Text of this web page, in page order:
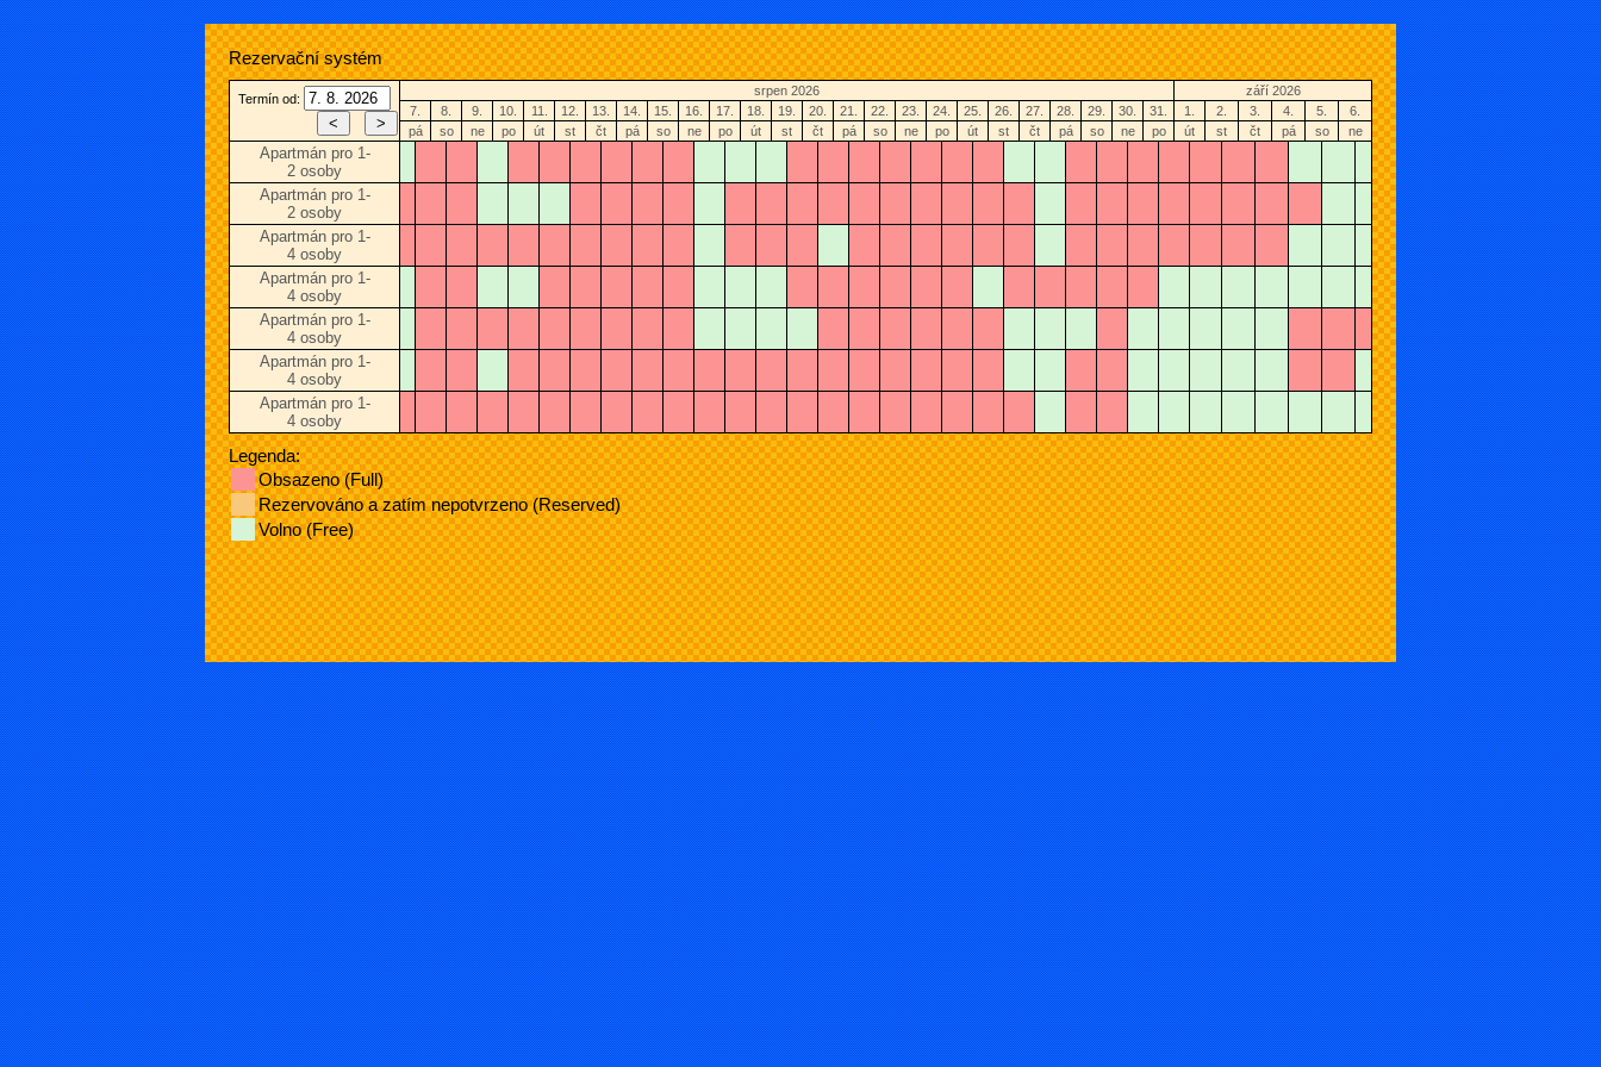
Rezervační systém
Termín od:
srpen 2026
září 2026
7.
8. 9. 10. 11. 12. 13. 14. 15. 16. 17. 18. 19. 20. 21. 22. 23. 24. 25. 26. 27. 28. 29. 30. 31. 1. 2. 3. 4. 5.
6.
pá
so ne po út st čt pá so ne po út st čt pá so ne po út st čt pá so ne po út st čt pá so ne
Apartmán pro 1-
2 osoby
Apartmán pro 1-
2 osoby
Apartmán pro 1-
4 osoby
Apartmán pro 1-
4 osoby
Apartmán pro 1-
4 osoby
Apartmán pro 1-
4 osoby
Apartmán pro 1-
4 osoby
Legenda:
Obsazeno (Full)
Rezervováno a zatím nepotvrzeno (Reserved)
Volno (Free)